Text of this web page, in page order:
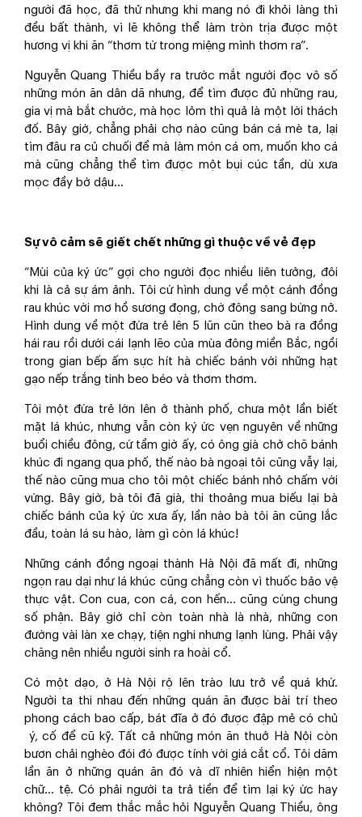
người đã học, đã thử nhưng khi mang nó đi khỏi làng thì
đều bất thành, vì lẽ không thể làm tròn trịa được một
hương vị khi ăn “thơm từ trong miệng mình thơm ra”.
Nguyễn Quang Thiều bầy ra trước mắt người đọc vô số
những món ăn dân dã nhưng, để tìm được đủ những rau,
gia vị mà bắt chước, mà học lỏm thì quả là một lời thách
đố. Bây giờ, chẳng phải chợ nào cũng bán cá mè ta, lại
tìm đâu ra củ chuối để mà làm món cá om, muốn kho cá
mà cũng chẳng thể tìm được một bụi cúc tần, dù xưa
mọc đầy bờ dậu...
Sự vô cảm sẽ giết chết những gì thuộc về vẻ đẹp
“Mùi của ký ức” gợi cho người đọc nhiều liên tưởng, đôi
khi là cả sự ám ảnh. Tôi cứ hình dung về một cánh đồng
rau khúc với mơ hồ sương đọng, chờ đông sang bừng nở.
Hình dung về một đứa trẻ lên 5 lũn cũn theo bà ra đồng
hái rau rồi dưới cái lạnh lẽo của mùa đông miền Bắc, ngồi
trong gian bếp ấm sực hít hà chiếc bánh với những hạt
gạo nếp trắng tinh beo béo và thơm thơm.
Tôi một đứa trẻ lớn lên ở thành phố, chưa một lần biết
mặt lá khúc, nhưng vẫn còn ký ức vẹn nguyên về những
buổi chiều đông, cứ tầm giờ ấy, có ông già chở chõ bánh
khúc đi ngang qua phố, thế nào bà ngoại tôi cũng vẫy lại,
thế nào cũng mua cho tôi một chiếc bánh nhỏ chấm với
vừng. Bây giờ, bà tôi đã già, thi thoảng mua biếu lại bà
chiếc bánh của ký ức xưa ấy, lần nào bà tôi ăn cũng lắc
đầu, toàn lá su hào, làm gì còn lá khúc!
Những cánh đồng ngoại thành Hà Nội đã mất đi, những
ngọn rau dại như lá khúc cũng chẳng còn vì thuốc bảo vệ
thực vật. Con cua, con cá, con hến… cũng cùng chung
số phận. Bây giờ chỉ còn toàn nhà là nhà, những con
đường vài làn xe chạy, tiện nghi nhưng lạnh lùng. Phải vậy
chăng nên nhiều người sinh ra hoài cổ.
Có một dạo, ở Hà Nội rộ lên trào lưu trở về quá khứ.
Người ta thi nhau đến những quán ăn được bài trí theo
phong cách bao cấp, bát đĩa ở đó được đập mẻ có chủ
ý, cố để cũ kỹ. Tất cả những món ăn thuở Hà Nội còn
bươn chải nghèo đói đó được tính với giá cắt cổ. Tôi dăm
lần ăn ở những quán ăn đó và dĩ nhiên hiển hiện một
chữ… tệ. Có phải người ta trả tiền để tìm lại ký ức hay
không? Tôi đem thắc mắc hỏi Nguyễn Quang Thiều, ông